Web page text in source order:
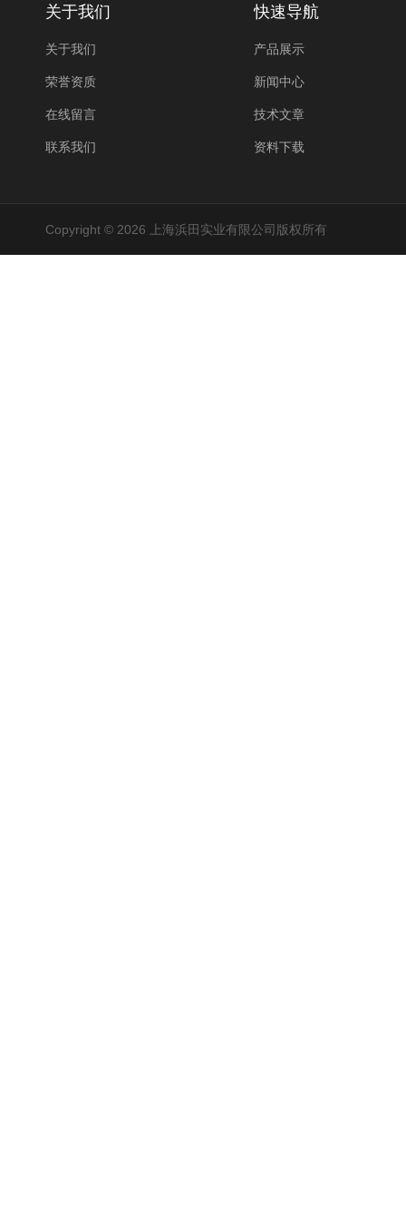
关于我们
关于我们
荣誉资质
在线留言
联系我们
快速导航
产品展示
新闻中心
技术文章
资料下载
Copyright © 2026 上海浜田实业有限公司版权所有